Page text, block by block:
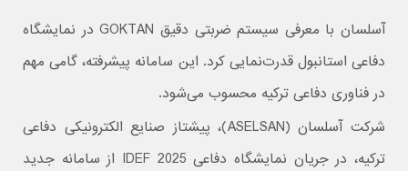
آسلسان با معرفی سیستم ضربتی دقیق GOKTAN در نمایشگاه
دفاعی استانبول قدرت‌نمایی کرد. این سامانه پیشرفته، گامی مهم
در فناوری دفاعی ترکیه محسوب می‌شود.
شرکت آسلسان (ASELSAN)، پیشتاز صنایع الکترونیکی دفاعی
ترکیه، در جریان نمایشگاه دفاعی IDEF 2025 از سامانه جدید